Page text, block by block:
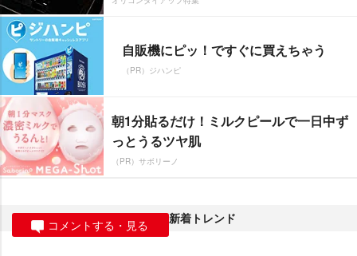
自販機にピッ！ですぐに買えちゃう
（PR）ジハンピ
朝1分貼るだけ！ミルクピールで一日中ず
っとうるツヤ肌
（PR）サボリーノ
コメントする・見る 新着トレンド